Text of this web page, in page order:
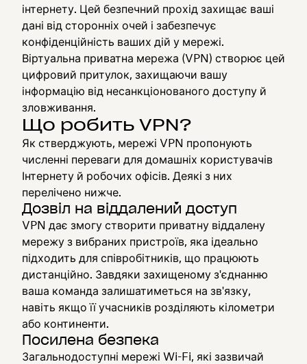
інтернету. Цей безпечний прохід захищає ваші
дані від сторонніх очей і забезпечує
конфіденційність ваших дій у мережі.
Віртуальна приватна мережа (VPN) створює цей
цифровий притулок, захищаючи вашу
інформацію від несанкціонованого доступу й
зловживання.
Що робить VPN?
Як стверджують, мережі VPN пропонують
численні переваги для домашніх користувачів
Інтернету й робочих офісів. Деякі з них
перелічено нижче.
Дозвіл на віддалений доступ
VPN дає змогу створити приватну віддалену
мережу з вибраних пристроїв, яка ідеально
підходить для співробітників, що працюють
дистанційно. Завдяки захищеному з'єднанню
ваша команда залишатиметься на зв'язку,
навіть якщо її учасників розділяють кілометри
або континенти.
Посилена безпека
Загальнодоступні мережі Wi-Fi, які зазвичай